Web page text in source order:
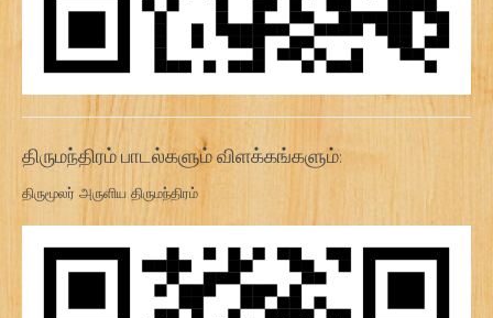
திருமந்திரம் பாடல்களும் விளக்கங்களும்:
திருமூலர் அருளிய திருமந்திரம்